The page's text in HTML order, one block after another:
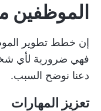
الموظفين
إن خطط تطوير
فهي ضرورية لأي
دعنا نوضح السبب.
تعزيز المهارات